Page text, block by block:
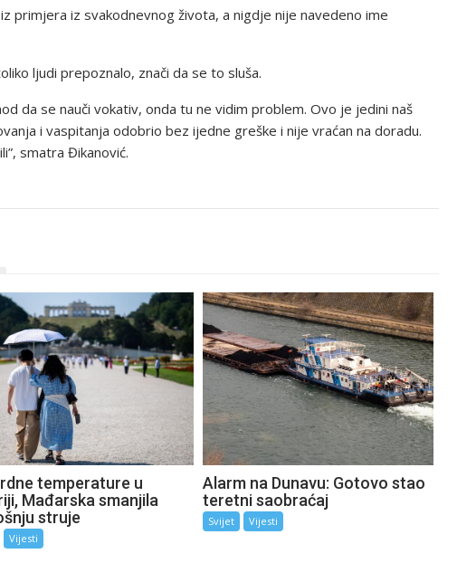
primjera iz svakodnevnog života, a nigdje nije navedeno ime
ljudi prepoznalo, znači da se to sluša.
da se nauči vokativ, onda tu ne vidim problem. Ovo je jedini naš
i vaspitanja odobrio bez ijedne greške i nije vraćan na doradu.
smatra Đikanović.
temperature u
Mađarska smanjila
struje
Vijesti
Alarm na Dunavu: Gotovo stao
teretni saobraćaj
Svijet Vijesti